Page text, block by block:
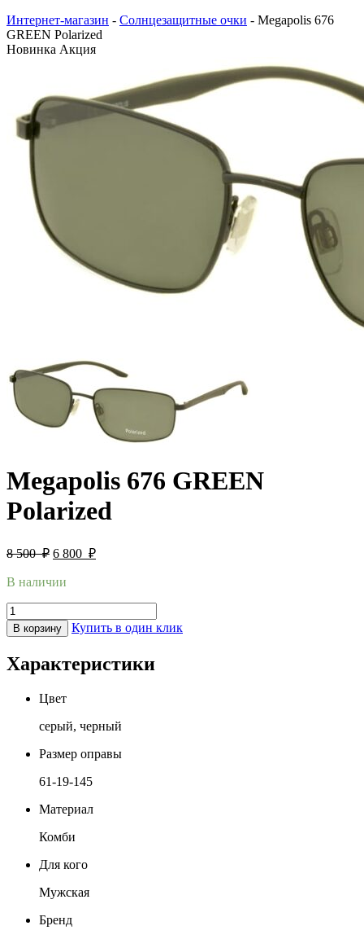
Интернет-магазин - Солнцезащитные очки - Megapolis 676
GREEN Polarized
Новинка Акция
Megapolis 676 GREEN
Polarized
8 500₽ 6 800 ₽
В наличии
В корзину Купить в один клик
Характеристики
Цвет
серый, черный
Размер оправы
61-19-145
Материал
Комби
Для кого
Мужская
Бренд